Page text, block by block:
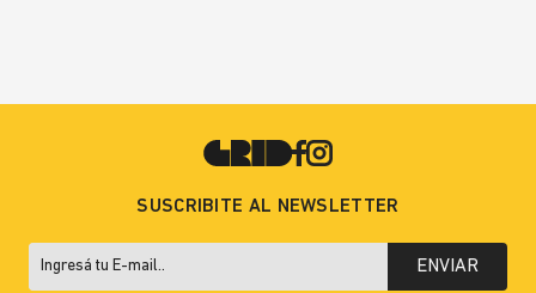
SUSCRIBITE AL NEWSLETTER
ENVIAR